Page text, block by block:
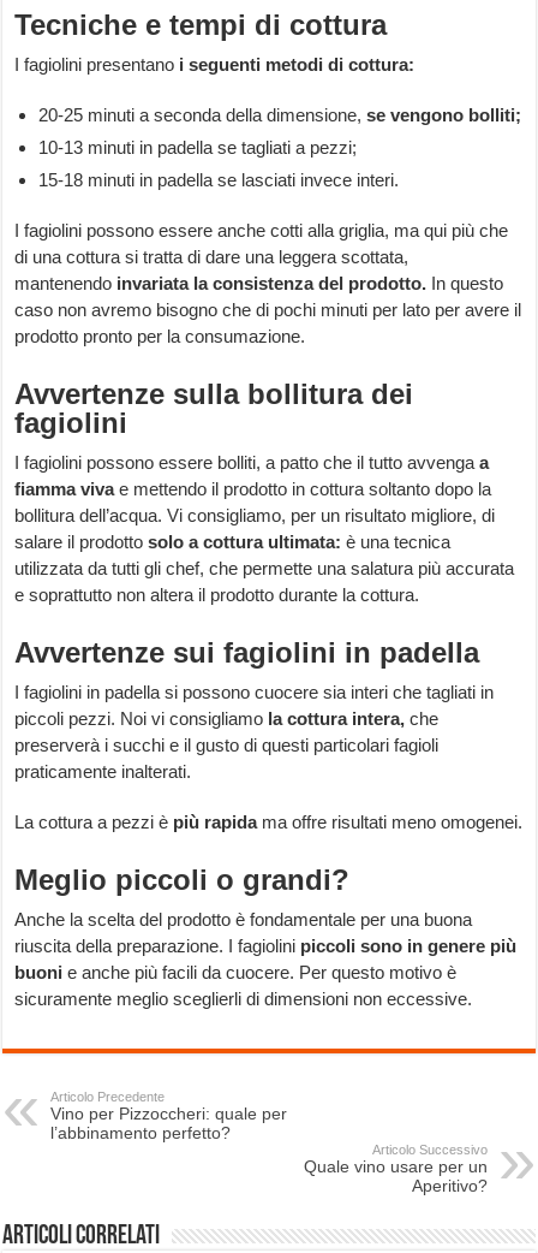
Tecniche e tempi di cottura
I fagiolini presentano i seguenti metodi di cottura:
20-25 minuti a seconda della dimensione,se vengono bolliti;
10-13 minuti in padella se tagliati a pezzi;
15-18 minuti in padella se lasciati invece interi.
I fagiolini possono essere anche cotti alla griglia, ma qui più che
di una cottura si tratta di dare una leggera scottata,
mantenendo invariata la consistenza del prodotto. In questo
caso non avremo bisogno che di pochi minuti per lato per avere il
prodotto pronto per la consumazione.
Avvertenze sulla bollitura dei
fagiolini
I fagiolini possono essere bolliti, a patto che il tutto avvengaa
fiamma vivae mettendo il prodotto in cottura soltanto dopo la
bollitura dell’acqua. Vi consigliamo, per un risultato migliore, di
salare il prodottosolo a cottura ultimata:è una tecnica
utilizzata da tutti gli chef, che permette una salatura più accurata
e soprattutto non altera il prodotto durante la cottura.
Avvertenze sui fagiolini in padella
I fagiolini in padella si possono cuocere sia interi che tagliati in
piccoli pezzi. Noi vi consigliamo la cottura intera,che
preserverà i succhi e il gusto di questi particolari fagioli
praticamente inalterati.
La cottura a pezzi è più rapida ma offre risultati meno omogenei.
Meglio piccoli o grandi?
Anche la scelta del prodotto è fondamentale per una buona
riuscita della preparazione. I fagiolini piccoli sono in genere più
buonie anche più facili da cuocere. Per questo motivo è
sicuramente meglio sceglierli di dimensioni non eccessive.
Articolo Precedente
Vino per Pizzoccheri: quale per
l’abbinamento perfetto?
Articolo Successivo
Quale vino usare per un
Aperitivo?
Articoli correlati